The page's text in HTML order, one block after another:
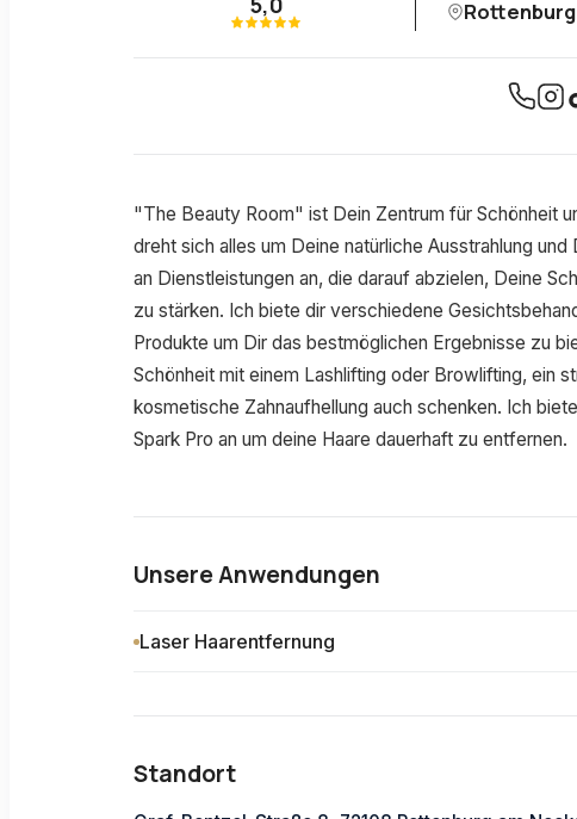
"The Beauty Room" ist Dein Zentrum für Schönheit
dreht sich alles um Deine natürliche Ausstrahlung
an Dienstleistungen an, die darauf abzielen, Deine
zu stärken. Ich biete dir verschiedene
Produkte um Dir das bestmöglichen Ergebnisse zu
Schönheit mit einem Lashlifting oder Browlifting, ein
kosmetische Zahnaufhellung auch schenken. Ich
Spark Pro an um deine Haare dauerhaft zu entfernen.
Unsere Anwendungen
Laser Haarentfernung
Standort